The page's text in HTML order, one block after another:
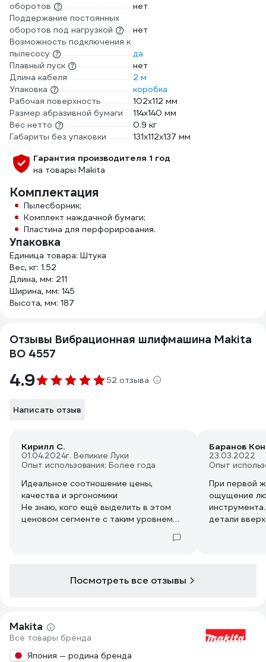
оборотов
нет
Поддержание постоянных
оборотов под нагрузкой
нет
Возможность подключения к
пылесосу
да
Плавный пуск
нет
Длина кабеля
2 м
Упаковка
коробка
Рабочая поверхность
102x112 мм
Размер абразивной бумаги
114х140 мм
Вес нетто
0.9 кг
Габариты без упаковки
131х112х137 мм
Гарантия производителя 1 год
на товары Makita
Комплектация
Пылесборник;
Комплект наждачной бумаги;
Пластина для перфорирования.
Упаковка
Единица товара: Штука
Вес, кг: 1.52
Длина, мм: 211
Ширина, мм: 145
Высота, мм: 187
Отзывы Вибрационная шлифмашина Makita
BO 4557
4.9 52 отзыва
Написать отзыв
Кирилл С.
01.04.2024г. Великие Луки
Опыт использования: Более года
Идеальное соотношение цены,
качества и эргономики
Не знаю, кого ещё выделить в этом
ценовом сегменте с таким уровнем
Баранов
23.03.2022
Опыт
При первой
ощущение
детали
Вообщем
Посмотреть все отзывы
Makita
Все товары бренда
Япония — родина бренда